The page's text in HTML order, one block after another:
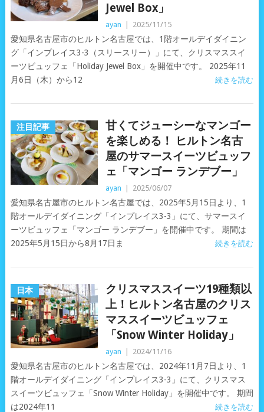
Jewel Box」
ayan 2025/11/15
愛知県名古屋市のヒルトン名古屋では、1階オールデイダイニン
グ「インプレイス3-3（スリースリー）」にて、クリスマススイ
ーツビュッフェ「Holiday Jewel Box」を開催中です。 2025年11
月6日（木）から12
続きを読む
注目記事
甘くてジューシーなマンゴー
を楽しめる！ ヒルトン名古
屋のサマースイーツビュッフ
ェ「マンゴー ランデブー」
ayan 2025/06/07
愛知県名古屋市のヒルトン名古屋では、2025年5月15日より、1
階オールデイダイニング「インプレイス3-3」にて、サマースイ
ーツビュッフェ「マンゴー ランデブー」を開催中です。 期間は
2025年5月15日から8月17日ま
続きを読む
日本
クリスマススイーツ19種類以
上！ヒルトン名古屋のクリス
マススイーツビュッフェ
「Snow Winter Holiday」
ayan 2024/11/16
愛知県名古屋市のヒルトン名古屋では、2024年11月7日より、1
階オールデイダイニング「インプレイス3-3」にて、クリスマス
スイーツビュッフェ「Snow Winter Holiday」を開催中です。 期間
は2024年11
続きを読む